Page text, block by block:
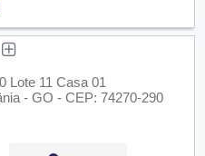
Lote 11 Casa 01
- GO - CEP: 74270-290